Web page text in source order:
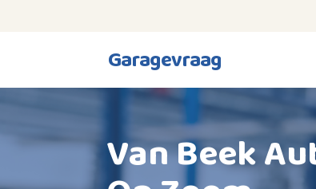
Garagevraag
Van Beek